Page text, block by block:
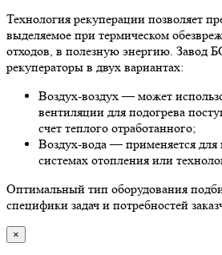
Технология рекуперации позволяет
выделяемое при термическом
отходов, в полезную энергию.
рекуператоры в двух вариантах:
Воздух-воздух — может
вентиляции для подогрева
счет теплого отработанного;
Воздух-вода — применяется для
системах отопления или
Оптимальный тип оборудования
специфики задач и потребностей
×